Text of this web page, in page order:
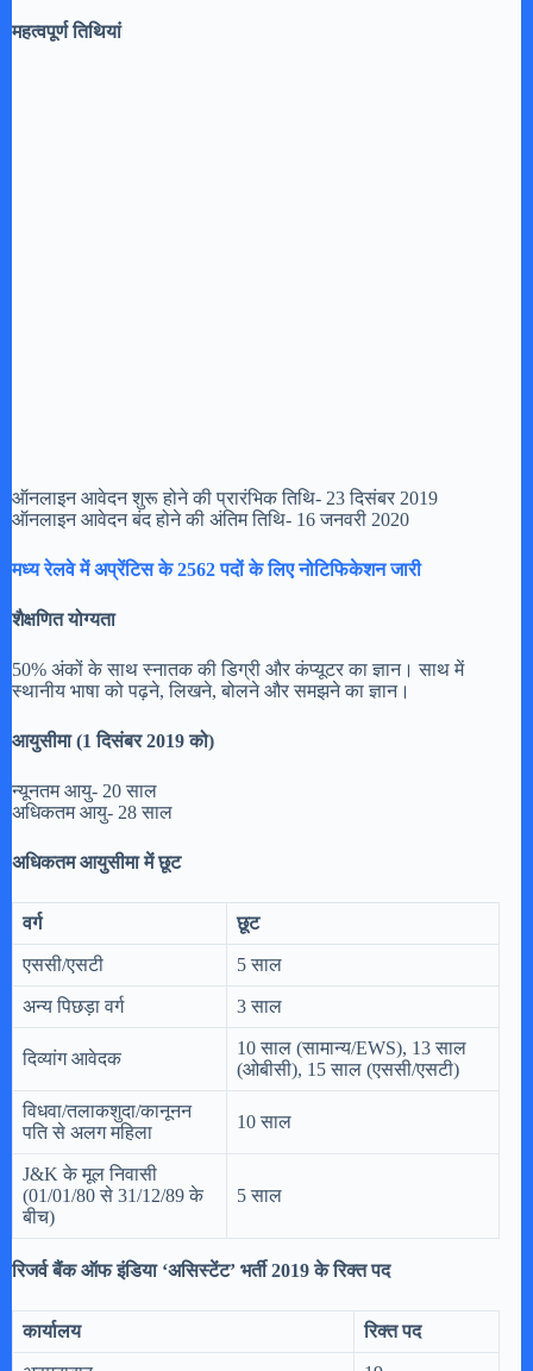
महत्वपूर्ण तिथियां
ऑनलाइन आवेदन शुरू होने की प्रारंभिक तिथि- 23 दिसंबर 2019
ऑनलाइन आवेदन बंद होने की अंतिम तिथि- 16 जनवरी 2020
मध्य रेलवे में अप्रेंटिस के 2562 पदों के लिए नोटिफिकेशन जारी
शैक्षणित योग्यता
50% अंकों के साथ स्नातक की डिग्री और कंप्यूटर का ज्ञान। साथ में
स्थानीय भाषा को पढ़ने, लिखने, बोलने और समझने का ज्ञान।
आयुसीमा (1 दिसंबर 2019 को)
न्यूनतम आयु- 20 साल
अधिकतम आयु- 28 साल
अधिकतम आयुसीमा में छूट
वर्ग छूट
एससी/एसटी 5 साल
अन्य पिछड़ा वर्ग 3 साल
दिव्यांग आवेदक
10 साल (सामान्य/EWS), 13 साल
(ओबीसी), 15 साल (एससी/एसटी)
विधवा/तलाकशुदा/कानूनन
पति से अलग महिला
10 साल
J&K के मूल निवासी
(01/01/80 से 31/12/89 के
बीच)
5 साल
रिजर्व बैंक ऑफ इंडिया ‘असिस्टेंट’ भर्ती 2019 के रिक्त पद
कार्यालय रिक्त पद